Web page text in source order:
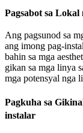
Pagsabot sa
Ang pagsunod sa
ang imong pag-
bahin sa mga
gikan sa mga linya
mga potensyal nga
Pagkuha sa
instalar